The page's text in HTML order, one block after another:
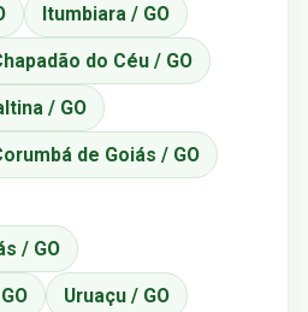
Itumbiara / GO
do Céu / GO
/ GO
de Goiás / GO
/ GO
Uruaçu / GO